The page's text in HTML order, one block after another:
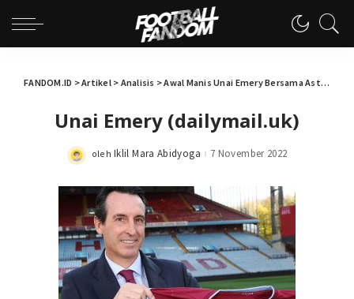
FANDOM.ID >Artikel> Analisis >Awal Manis Unai Emery Bersama Aston Villa
Unai Emery (dailymail.uk)
Posted
oleh Iklil Mara Abidyoga 7 November 2022